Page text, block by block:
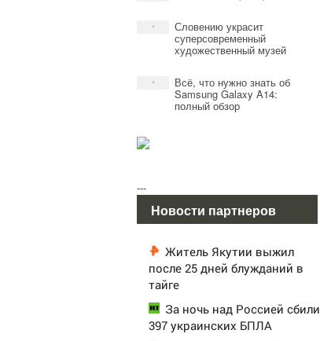
* Словению украсит
суперсовременный
художественный музей
* Всё, что нужно знать об
Samsung Galaxy A14:
полный обзор
---
Новости партнеров
Житель Якутии выжил
после 25 дней блужданий в
тайге
За ночь над Россией сбили
397 украинских БПЛА